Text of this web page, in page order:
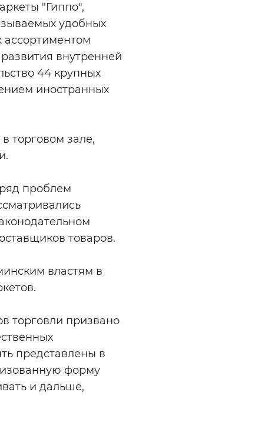
"Гиппо",
удобных
внутренней
44 крупных
иностранных
торговом зале,
проблем
товаров.
властям в
торговли призвано
представлены в
форму
и дальше,